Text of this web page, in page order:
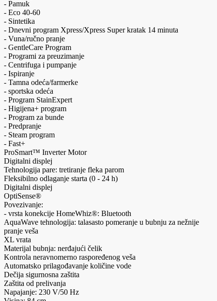
- Pamuk
- Eco 40-60
- Sintetika
- Dnevni program Xpress/Xpress Super kratak 14 minuta
- Vuna/ručno pranje
- GentleCare Program
- Programi za preuzimanje
- Centrifuga i pumpanje
- Ispiranje
- Tamna odeća/farmerke
- sportska odeća
- Program StainExpert
- Higijena+ program
- Program za bunde
- Predpranje
- Steam program
- Fast+
ProSmart™ Inverter Motor
Digitalni displej
Tehnologija pare: tretiranje fleka parom
Fleksibilno odlaganje starta (0 - 24 h)
Digitalni displej
OptiSense®
Povezivanje:
- vrsta konekcije HomeWhiz®: Bluetooth
AquaWave tehnologija: talasasto pomeranje u bubnju za nežnije
pranje veša
XL vrata
Materijal bubnja: nerđajući čelik
Kontrola neravnomerno raspoređenog veša
Automatsko prilagođavanje količine vode
Dečija sigurnosna zaštita
Zaštita od prelivanja
Napajanje: 230 V/50 Hz